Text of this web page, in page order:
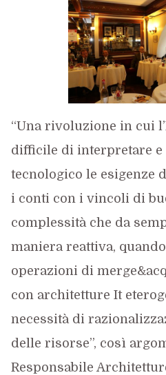
“Una rivoluzione in cui
difficile di interpretare
tecnologico le esigenze
i conti con i vincoli di
complessità che da
maniera reattiva,
operazioni di
con architetture It
necessità di
delle risorse”, così
Responsabile